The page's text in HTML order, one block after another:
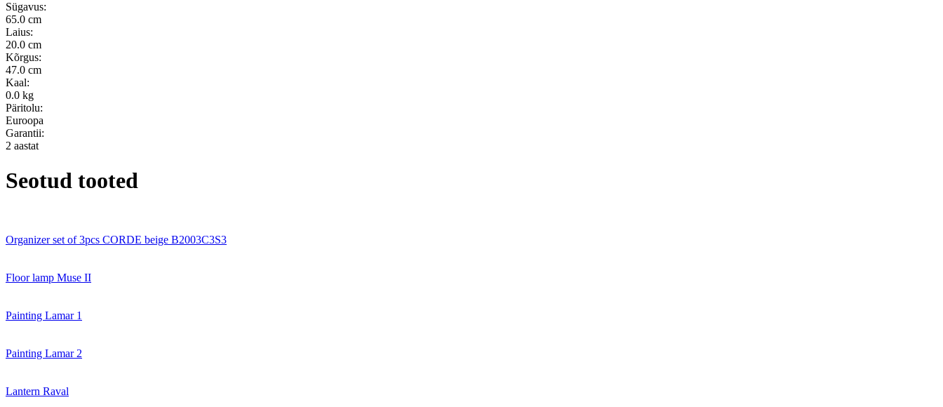
Sügavus:
65.0 cm
Laius:
20.0 cm
Kõrgus:
47.0 cm
Kaal:
0.0 kg
Päritolu:
Euroopa
Garantii:
2 aastat
Seotud tooted
Organizer set of 3pcs CORDE beige B2003C3S3
Floor lamp Muse II
Painting Lamar 1
Painting Lamar 2
Lantern Raval